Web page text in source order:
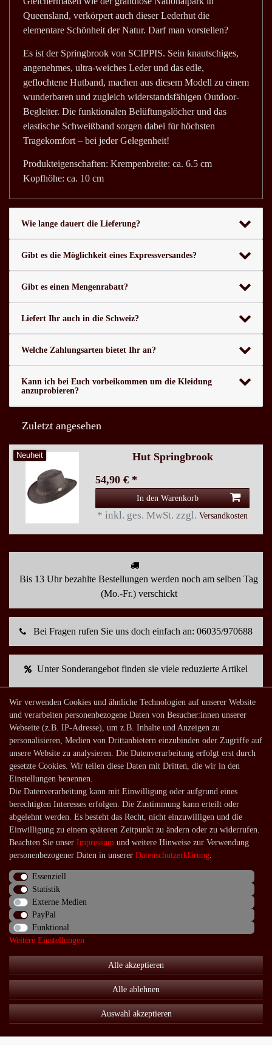
Queensland, verkörpert auch dieser Lederhut die
elementare Schönheit der Natur. Darf man vorstellen?
Es ist der Springbrook von SCIPPIS. Sein knautschiges,
angenehmes, ultra-weiches Leder und das edle,
geflochtene Hutband, machen aus diesem Modell zu einem
wunderbaren und zugleich widerstandsfähigen Outdoor-
Begleiter. Die funktionalen Belüftungslöcher und das
elastische Schweißband sorgen dabei für höchsten
Tragekomfort – bei jeder Gelegenheit!
Produkteigenschaften: Krempenbreite: ca. 6.5 cm
Kopfhöhe: ca. 10 cm
Wie lange dauert die Lieferung?
Gibt es die Möglichkeit eines Expressversandes?
Gibt es einen Mengenrabatt?
Liefert Ihr auch in die Schweiz?
Welche Zahlungsarten bietet Ihr an?
Kann ich bei Euch vorbeikommen um die Kleidung
anzuprobieren?
Zuletzt angesehen
Neuheit
Hut Springbrook
54,90 € *
In den Warenkorb
* inkl. ges. MwSt. zzgl. Versandkosten
Bis 13 Uhr bezahlte Bestellungen werden noch am selben Tag
(Mo.-Fr.) verschickt
Bei Fragen rufen Sie uns doch einfach an: 06035/970688
Unter Sonderangebot finden sie viele reduzierte Artikel
Mein Konto
Warenkorb
Zur Kasse
Mein Konto
Registrieren
Login
Shop
Lagerverkauf
Häufige Fragen
Über uns
Impressum Daten­schutz­erklärung AGB
Wir verwenden Cookies und ähnliche Technologien auf unserer Website
und verarbeiten personenbezogene Daten von Besucher:innen unserer
Webseite (z.B. IP-Adresse), um z.B. Inhalte und Anzeigen zu
personalisieren, Medien von Drittanbietern einzubinden oder Zugriffe auf
unsere Website zu analysieren. Die Datenverarbeitung erfolgt erst durch
gesetzte Cookies. Wir teilen diese Daten mit Dritten, die wir in den
Einstellungen benennen.
Die Datenverarbeitung kann mit Einwilligung oder aufgrund eines
berechtigten Interesses erfolgen. Die Zustimmung kann erteilt oder
abgelehnt werden. Es besteht das Recht, nicht einzuwilligen und die
Einwilligung zu einem späteren Zeitpunkt zu ändern oder zu widerrufen.
Beachten Sie unser Impressum und weitere Hinweise zur Verwendung
personenbezogener Daten in unserer Daten­schutz­erklärung.
Essenziell
Statistik
Externe Medien
PayPal
Funktional
Weitere Einstellungen
Alle akzeptieren
Alle ablehnen
Auswahl akzeptieren